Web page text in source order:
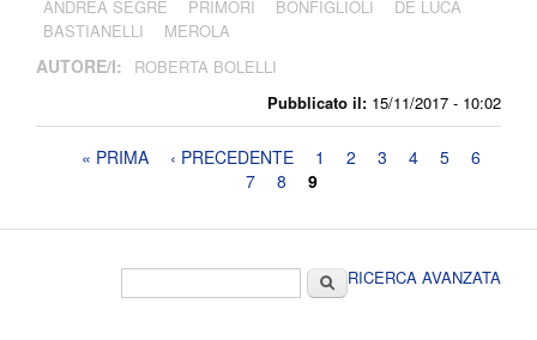
Pubblicato il: 15/11/2017 - 10:02
ANDREA SEGRÈ
PRIMORI BONFIGLIOLI
DE LUCA
BASTIANELLI
MEROLA
AUTORE/I: ROBERTA BOLELLI
Pagine« PRIMA ‹ PRECEDENTE 1 2 3 4 5
6
7
8 9
CercaRICERCA AVANZATA